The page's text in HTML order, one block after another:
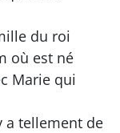
du roi
où est né
Marie qui
a tellement de